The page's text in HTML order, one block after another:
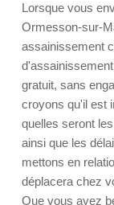
Lorsque vous
Ormesson-sur-
assainissement
gratuit, sans
croyons qu'il est
quelles seront
ainsi que les
mettons en
déplacera chez
Que vous ayez